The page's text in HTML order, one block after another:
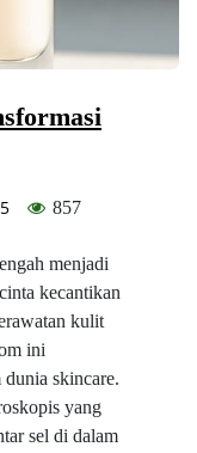
857
menjadi
kecantikan
kulit
ini
skincare.
yang
sel di dalam